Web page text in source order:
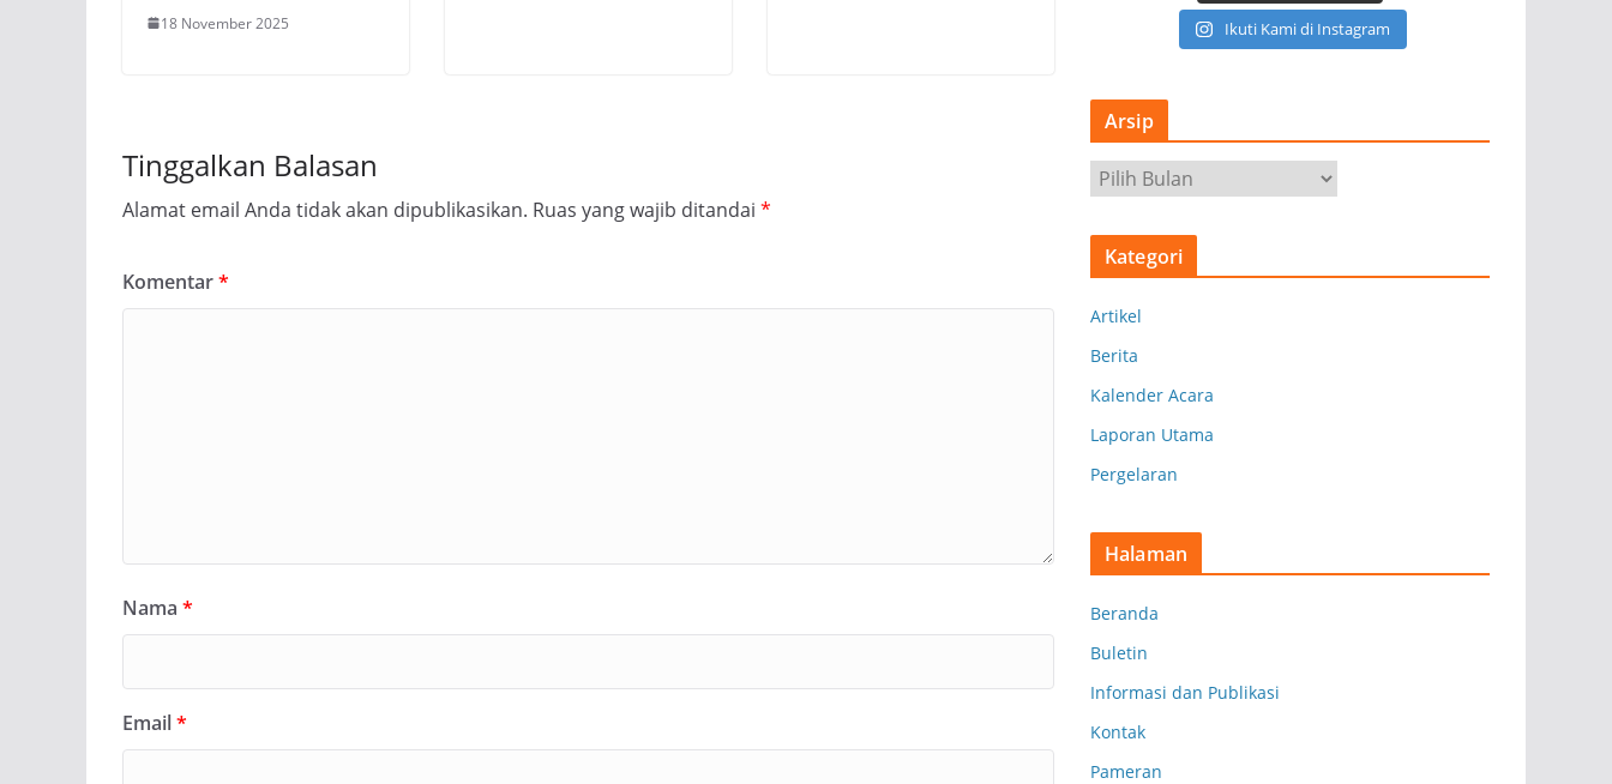
18 November 2025
Tinggalkan Balasan
Alamat email Anda tidak akan dipublikasikan. Ruas yang wajib ditandai *
Komentar*
Nama *
Email*
Ikuti Kami di Instagram
Arsip
r
s
Kategori
Artikel
Berita
Kalender Acara
Laporan Utama
Pergelaran
Halaman
Beranda
Buletin
Informasi dan Publikasi
Kontak
Pameran